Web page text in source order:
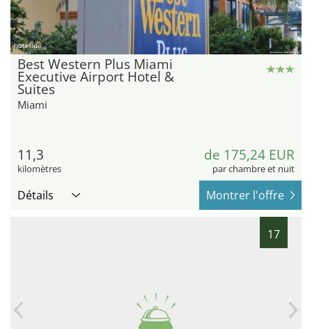
hotel.de
Best Western Plus Miami
Executive Airport Hotel &
Suites
Miami
11,3
kilomètres
de 175,24 EUR
par chambre et nuit
Détails Montrer l'offre
17